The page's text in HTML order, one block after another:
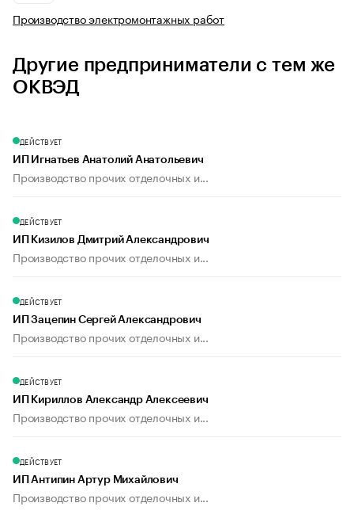
Производство электромонтажных работ
Другие предприниматели с тем же
ОКВЭД
ДЕЙСТВУЕТ
ИП Игнатьев Анатолий Анатольевич
Производство прочих отделочных и...
ДЕЙСТВУЕТ
ИП Кизилов Дмитрий Александрович
Производство прочих отделочных и...
ДЕЙСТВУЕТ
ИП Зацепин Сергей Александрович
Производство прочих отделочных и...
ДЕЙСТВУЕТ
ИП Кириллов Александр Алексеевич
Производство прочих отделочных и...
ДЕЙСТВУЕТ
ИП Антипин Артур Михайлович
Производство прочих отделочных и...